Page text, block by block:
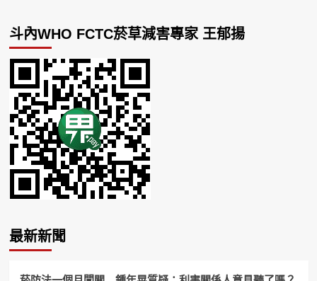
斗內WHO FCTC菸草減害專家 王郁揚
最新新聞